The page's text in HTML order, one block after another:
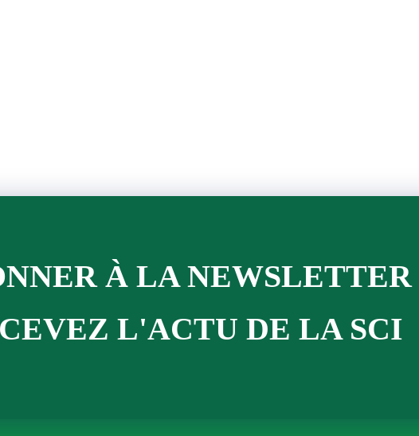
À LA NEWSLETTER
L'ACTU DE LA SCI